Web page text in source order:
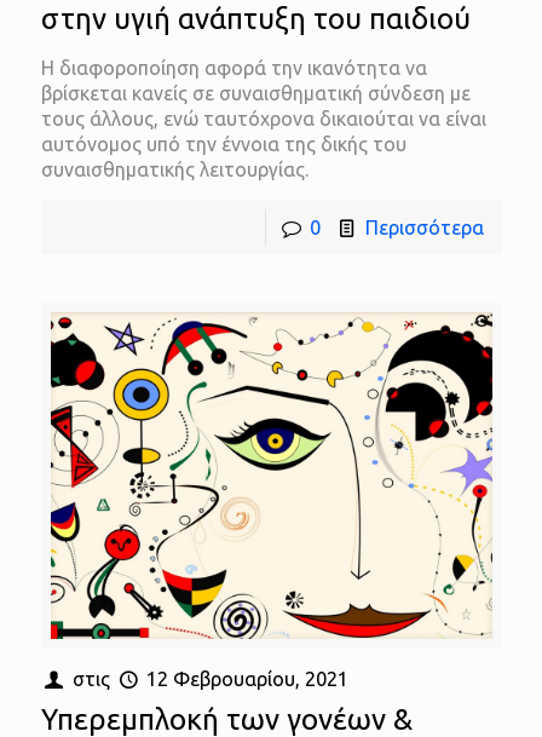
στην υγιή ανάπτυξη του παιδιού
Η διαφοροποίηση αφορά την ικανότητα να
βρίσκεται κανείς σε συναισθηματική σύνδεση με
τους άλλους, ενώ ταυτόχρονα δικαιούται να είναι
αυτόνομος υπό την έννοια της δικής του
συναισθηματικής λειτουργίας.
0 Περισσότερα
στις 12 Φεβρουαρίου, 2021
Υπερεμπλοκή των γονέων &